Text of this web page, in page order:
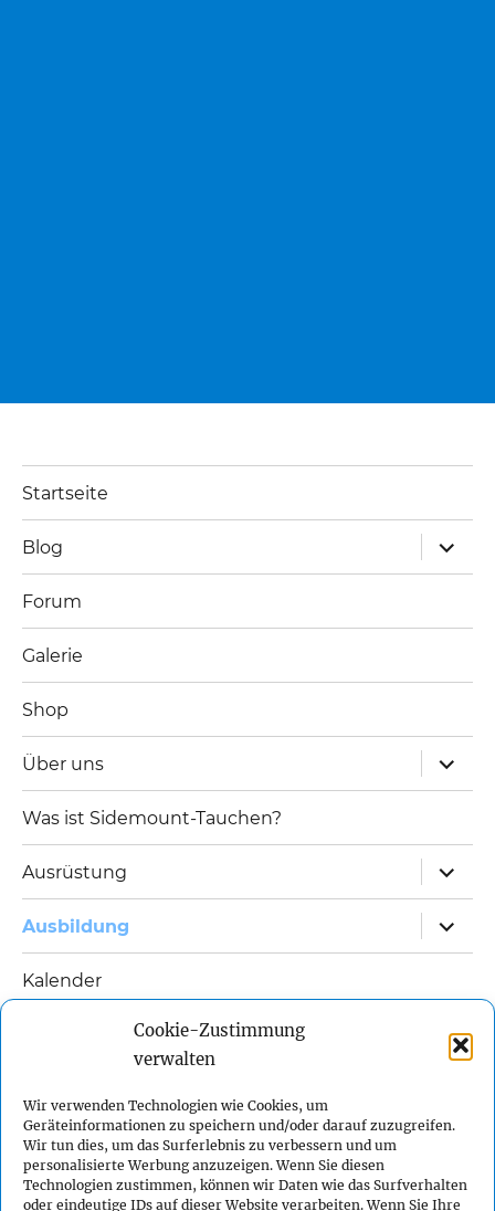
Cookie-Zustimmung
verwalten
Wir verwenden Technologien wie Cookies, um
Geräteinformationen zu speichern und/oder darauf zuzugreifen.
Wir tun dies, um das Surferlebnis zu verbessern und um
personalisierte Werbung anzuzeigen. Wenn Sie diesen
Technologien zustimmen, können wir Daten wie das Surfverhalten
oder eindeutige IDs auf dieser Website verarbeiten. Wenn Sie Ihre
Startseite
Blog
öffnen
Forum
Galerie
Shop
Über uns
öffnen
Was ist Sidemount-Tauchen?
Ausrüstung
öffnen
Ausbildung
öffnen
Kalender
öffnen
Impressum
Datenschutzerklärung